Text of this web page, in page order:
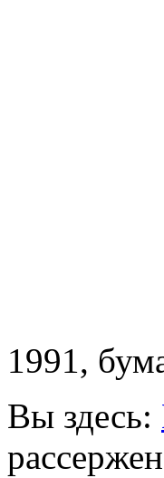
1991,
Вы здесь: